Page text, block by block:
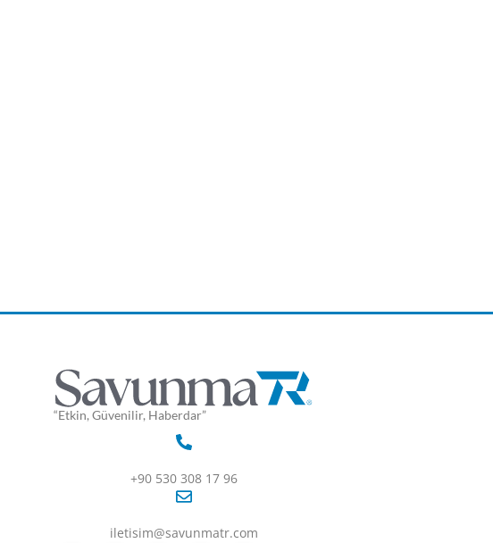
“Etkin, Güvenilir, Haberdar”
+90 530 308 17 96
iletisim@savunmatr.com